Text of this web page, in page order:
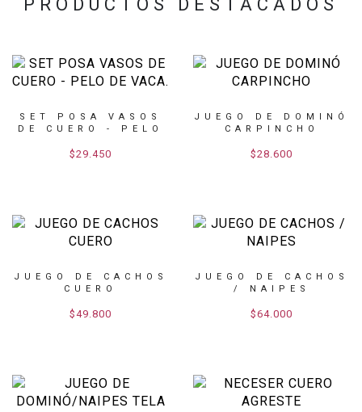
PRODUCTOS DESTACADOS
SET POSA VASOS
DE CUERO - PELO
$29.450
JUEGO DE DOMINÓ
CARPINCHO
$28.600
JUEGO DE CACHOS
CUERO
$49.800
JUEGO DE CACHOS
/ NAIPES
$64.000